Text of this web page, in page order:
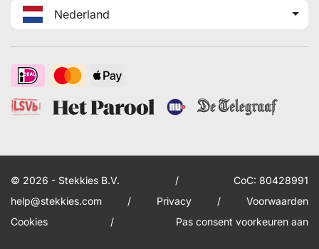
Nederland
© 2026 - Stekkies B.V. /
CoC: 80428991
help@stekkies.com
/ Privacy /
Voorwaarden
Cookies
/ Pas consent voorkeuren aan